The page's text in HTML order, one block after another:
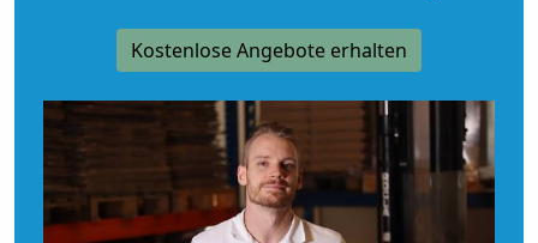
Kostenlose Angebote erhalten